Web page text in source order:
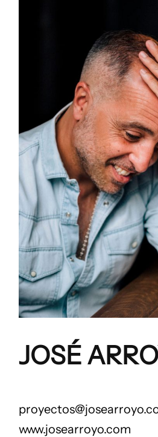
JOSÉ
www.josearroyo.com